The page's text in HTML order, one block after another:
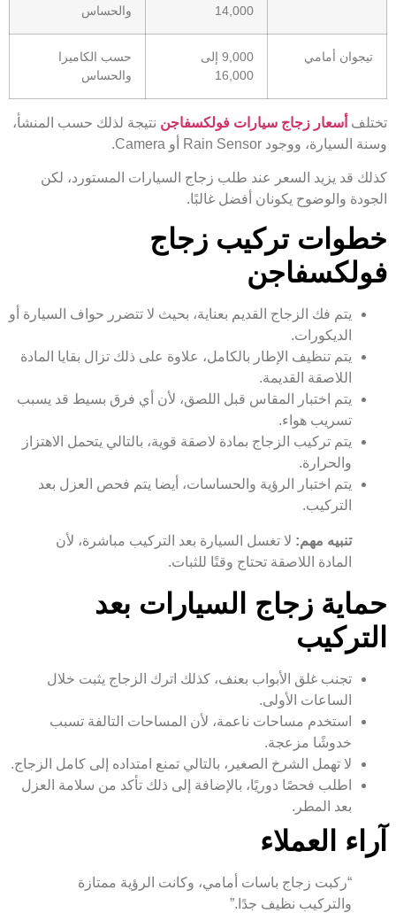
14,000
والحساس
تيجوان أمامي
9,000 إلى
16,000
حسب الكاميرا
والحساس
تختلف أسعار زجاج سيارات فولكسفاجن نتيجة لذلك حسب المنشأ،
وسنة السيارة، ووجود Rain Sensor أو Camera.
كذلك قد يزيد السعر عند طلب زجاج السيارات المستورد، لكن
الجودة والوضوح يكونان أفضل غالبًا.
خطوات تركيب زجاج
فولكسفاجن
يتم فك الزجاج القديم بعناية، بحيث لا تتضرر حواف السيارة أو
الديكورات.
يتم تنظيف الإطار بالكامل، علاوة على ذلك تزال بقايا المادة
اللاصقة القديمة.
يتم اختبار المقاس قبل اللصق، لأن أي فرق بسيط قد يسبب
تسريب هواء.
يتم تركيب الزجاج بمادة لاصقة قوية، بالتالي يتحمل الاهتزاز
والحرارة.
يتم اختبار الرؤية والحساسات، أيضا يتم فحص العزل بعد
التركيب.
تنبيه مهم: لا تغسل السيارة بعد التركيب مباشرة، لأن
المادة اللاصقة تحتاج وقتًا للثبات.
حماية زجاج السيارات بعد
التركيب
تجنب غلق الأبواب بعنف، كذلك اترك الزجاج يثبت خلال
الساعات الأولى.
استخدم مساحات ناعمة، لأن المساحات التالفة تسبب
خدوشًا مزعجة.
لا تهمل الشرخ الصغير، بالتالي تمنع امتداده إلى كامل الزجاج.
اطلب فحصًا دوريًا، بالإضافة إلى ذلك تأكد من سلامة العزل
بعد المطر.
آراء العملاء
“ركبت زجاج باسات أمامي، وكانت الرؤية ممتازة
والتركيب نظيف جدًا.”